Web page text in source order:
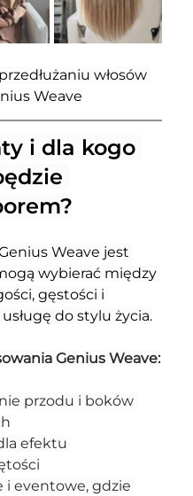
włosów
Weave
i dla kogo
Weave jest
wybierać między
gęstości i
do stylu życia.
Genius Weave:
przodu i boków
efektu
i eventowe, gdzie